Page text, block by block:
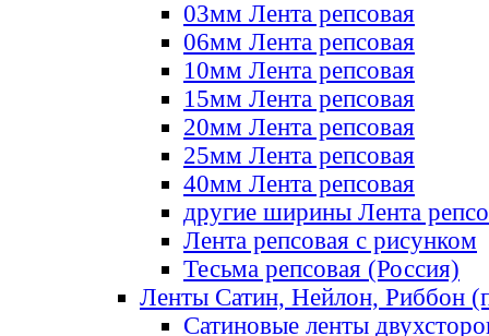
03мм Лента репсовая
06мм Лента репсовая
10мм Лента репсовая
15мм Лента репсовая
20мм Лента репсовая
25мм Лента репсовая
40мм Лента репсовая
другие ширины Лента
Лента репсовая с рисунком
Тесьма репсовая (Россия)
Ленты Сатин, Нейлон, Риббон
Сатиновые ленты